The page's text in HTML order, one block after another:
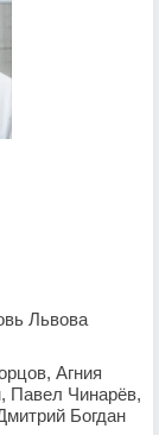
Львова
Агния
Павел Чинарёв,
Богдан